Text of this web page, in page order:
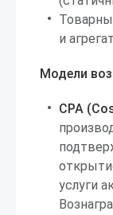
и
Модели
CPA
услуги